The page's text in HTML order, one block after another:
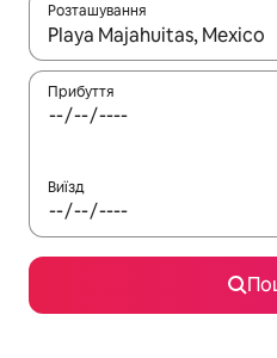
Розташування
Отримавши результати
Прибуття
Виїзд